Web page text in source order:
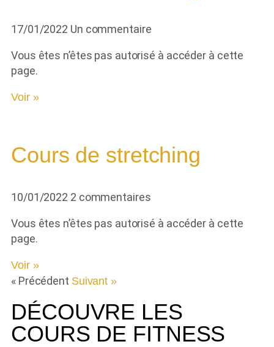
17/01/2022 Un commentaire
Vous êtes n’êtes pas autorisé à accéder à cette
page.
Voir »
Cours de stretching
10/01/2022 2 commentaires
Vous êtes n’êtes pas autorisé à accéder à cette
page.
Voir »
« Précédent Suivant »
DÉCOUVRE LES
COURS DE FITNESS